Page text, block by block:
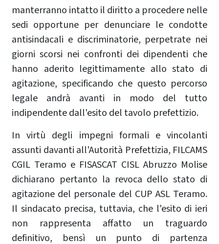
manterranno intatto il diritto a procedere nelle
sedi opportune per denunciare le condotte
antisindacali e discriminatorie, perpetrate nei
giorni scorsi nei confronti dei dipendenti che
hanno aderito legittimamente allo stato di
agitazione, specificando che questo percorso
legale andrà avanti in modo del tutto
indipendente dall'esito del tavolo prefettizio.
In virtù degli impegni formali e vincolanti
assunti davanti all'Autorità Prefettizia, FILCAMS
CGIL Teramo e FISASCAT CISL Abruzzo Molise
dichiarano pertanto la revoca dello stato di
agitazione del personale del CUP ASL Teramo.
Il sindacato precisa, tuttavia, che l'esito di ieri
non rappresenta affatto un traguardo
definitivo, bensì un punto di partenza